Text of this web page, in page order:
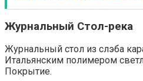
Журнальный Стол-река
Журнальный стол из слэба
Итальянским полимером
Покрытие.